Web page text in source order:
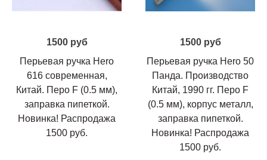
1500 руб
Перьевая ручка Hero
616 современная,
Китай. Перо F (0.5 мм),
заправка пипеткой.
Новинка! Распродажа
1500 руб.
1500 руб
Перьевая ручка Hero 50
Панда. Производство
Китай, 1990 гг. Перо F
(0.5 мм), корпус металл,
заправка пипеткой.
Новинка! Распродажа
1500 руб.